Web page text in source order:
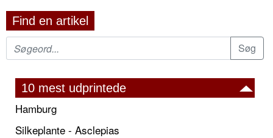
Find en artikel
10 mest udprintede
Hamburg
Silkeplante - Asclepias